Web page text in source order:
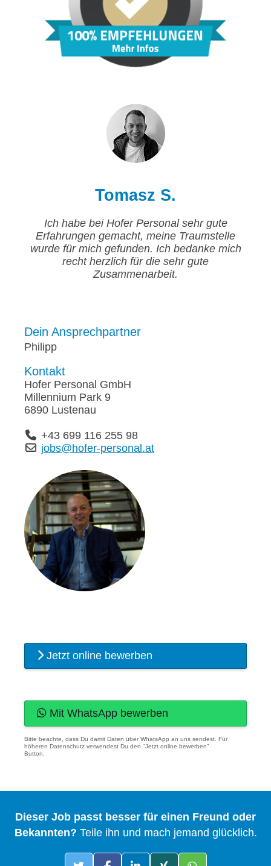
Tomasz S.
Ich habe bei Hofer Personal sehr gute
Erfahrungen gemacht, meine Traumstelle
wurde für mich gefunden. Ich bedanke mich
recht herzlich für die sehr gute
Zusammenarbeit.
Dein Ansprechpartner
Philipp
Kontakt
Hofer Personal GmbH
Millennium Park 9
6890 Lustenau
+43 699 116 255 98
jobs@hofer-personal.at
Jetzt online bewerben
Mit WhatsApp bewerben
Bitte beachte, dass Du damit Daten über WhatsApp an uns sendest. Für
höheren Datenschutz verwendest Du den "Jetzt online bewerben"
Button.
Dieser Job passt besser für einen Freund oder
Bekannten? Teile ihn und mach jemand glücklich.